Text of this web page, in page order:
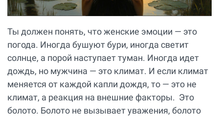
Ты должен понять, что женские эмоции — это
погода. Иногда бушуют бури, иногда светит
солнце, а порой наступает туман. Иногда идет
дождь, но мужчина — это климат. И если климат
меняется от каждой капли дождя, то — это не
климат, а реакция на внешние факторы. Это
болото. Болото не вызывает уважения, болото